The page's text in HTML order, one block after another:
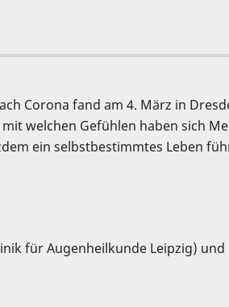
Corona fand am 4. März in
welchen Gefühlen haben sich
ein selbstbestimmtes Leben
für Augenheilkunde Leipzig)